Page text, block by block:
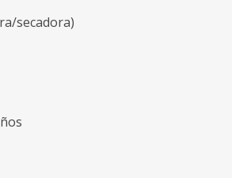
secadora)